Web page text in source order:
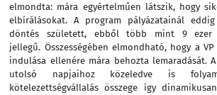
elmondta: mára egyértelműen látszik, hogy
elbírálásokat. A program pályázatainál
döntés született, ebből több mint 9 ezer
jellegű. Összességé­ben elmondható, hogy a
indulása ellenére mára behozta lemaradását.
utolsó napjaihoz közeledve is
kötelezettségvállalás összege így